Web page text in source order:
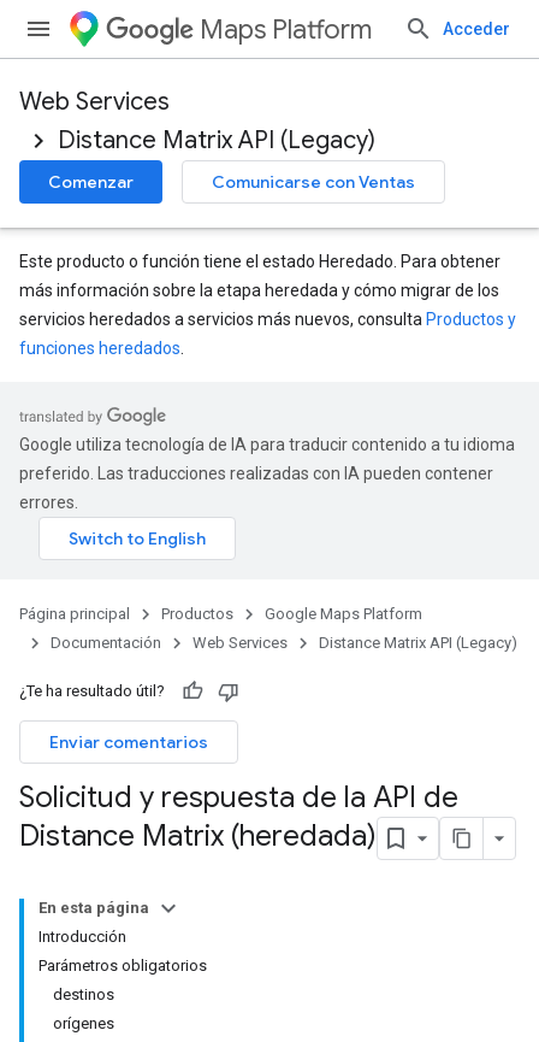
Maps Platform Acceder
Web Services
Distance Matrix API (Legacy)
Comenzar Comunicarse con Ventas
Este producto o función tiene el estado Heredado. Para obtener
más información sobre la etapa heredada y cómo migrar de los
servicios heredados a servicios más nuevos, consulta Productos y
funciones heredados
Google utiliza tecnología de IA para traducir contenido a tu idioma
preferido. Las traducciones realizadas con IA pueden contener
errores.
Página principal Productos
Google Maps Platform
Documentación
Web Services Distance Matrix API (Legacy)
¿Te ha resultado útil?
Enviar comentarios
Solicitud y respuesta de la API de
Distance Matrix (heredada)
En esta página
Introducción
Parámetros obligatorios
destinos
orígenes